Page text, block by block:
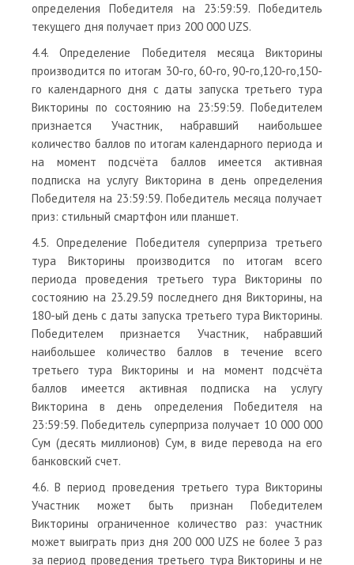
определения Победителя на 23:59:59. Победитель
текущего дня получает приз 200 000 UZS.
4.4. Определение Победителя месяца Викторины
производится по итогам 30-го, 60-го, 90-го,120-го,150-
го календарного дня с даты запуска третьего тура
Викторины по состоянию на 23:59:59. Победителем
признается Участник, набравший наибольшее
количество баллов по итогам календарного периода и
на момент подсчёта баллов имеется активная
подписка на услугу Викторина в день определения
Победителя на 23:59:59. Победитель месяца получает
приз: стильный смартфон или планшет.
4.5. Определение Победителя суперприза третьего
тура Викторины производится по итогам всего
периода проведения третьего тура Викторины по
состоянию на 23.29.59 последнего дня Викторины, на
180-ый день с даты запуска третьего тура Викторины.
Победителем признается Участник, набравший
наибольшее количество баллов в течение всего
третьего тура Викторины и на момент подсчёта
баллов имеется активная подписка на услугу
Викторина в день определения Победителя на
23:59:59. Победитель суперприза получает 10 000 000
Сум (десять миллионов) Сум, в виде перевода на его
банковский счет.
4.6. В период проведения третьего тура Викторины
Участник может быть признан Победителем
Викторины ограниченное количество раз: участник
может выиграть приз дня 200 000 UZS не более 3 раз
за период проведения третьего тура Викторины и не